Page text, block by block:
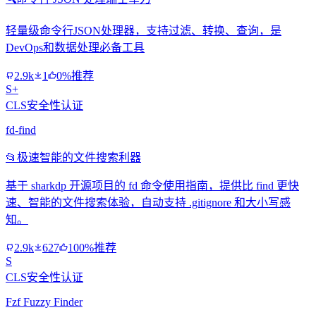
轻量级命令行JSON处理器，支持过滤、转换、查询，是
DevOps和数据处理必备工具
2.9k 1
0%推荐
S+
CLS安全性认证
fd-find
📂 极速智能的文件搜索利器
基于 sharkdp 开源项目的 fd 命令使用指南，提供比 find 更快
速、智能的文件搜索体验，自动支持 .gitignore 和大小写感
知。
2.9k 627
100%推荐
S
CLS安全性认证
Fzf Fuzzy Finder